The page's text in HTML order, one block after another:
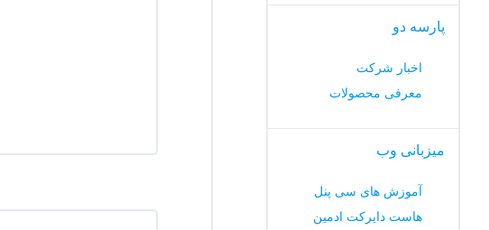
پارسه دو
اخبار شرکت
معرفی محصولات
میزبانی وب
آموزش های سی پنل
هاست دایرکت ادمین